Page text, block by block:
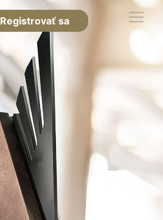
Registrovať sa